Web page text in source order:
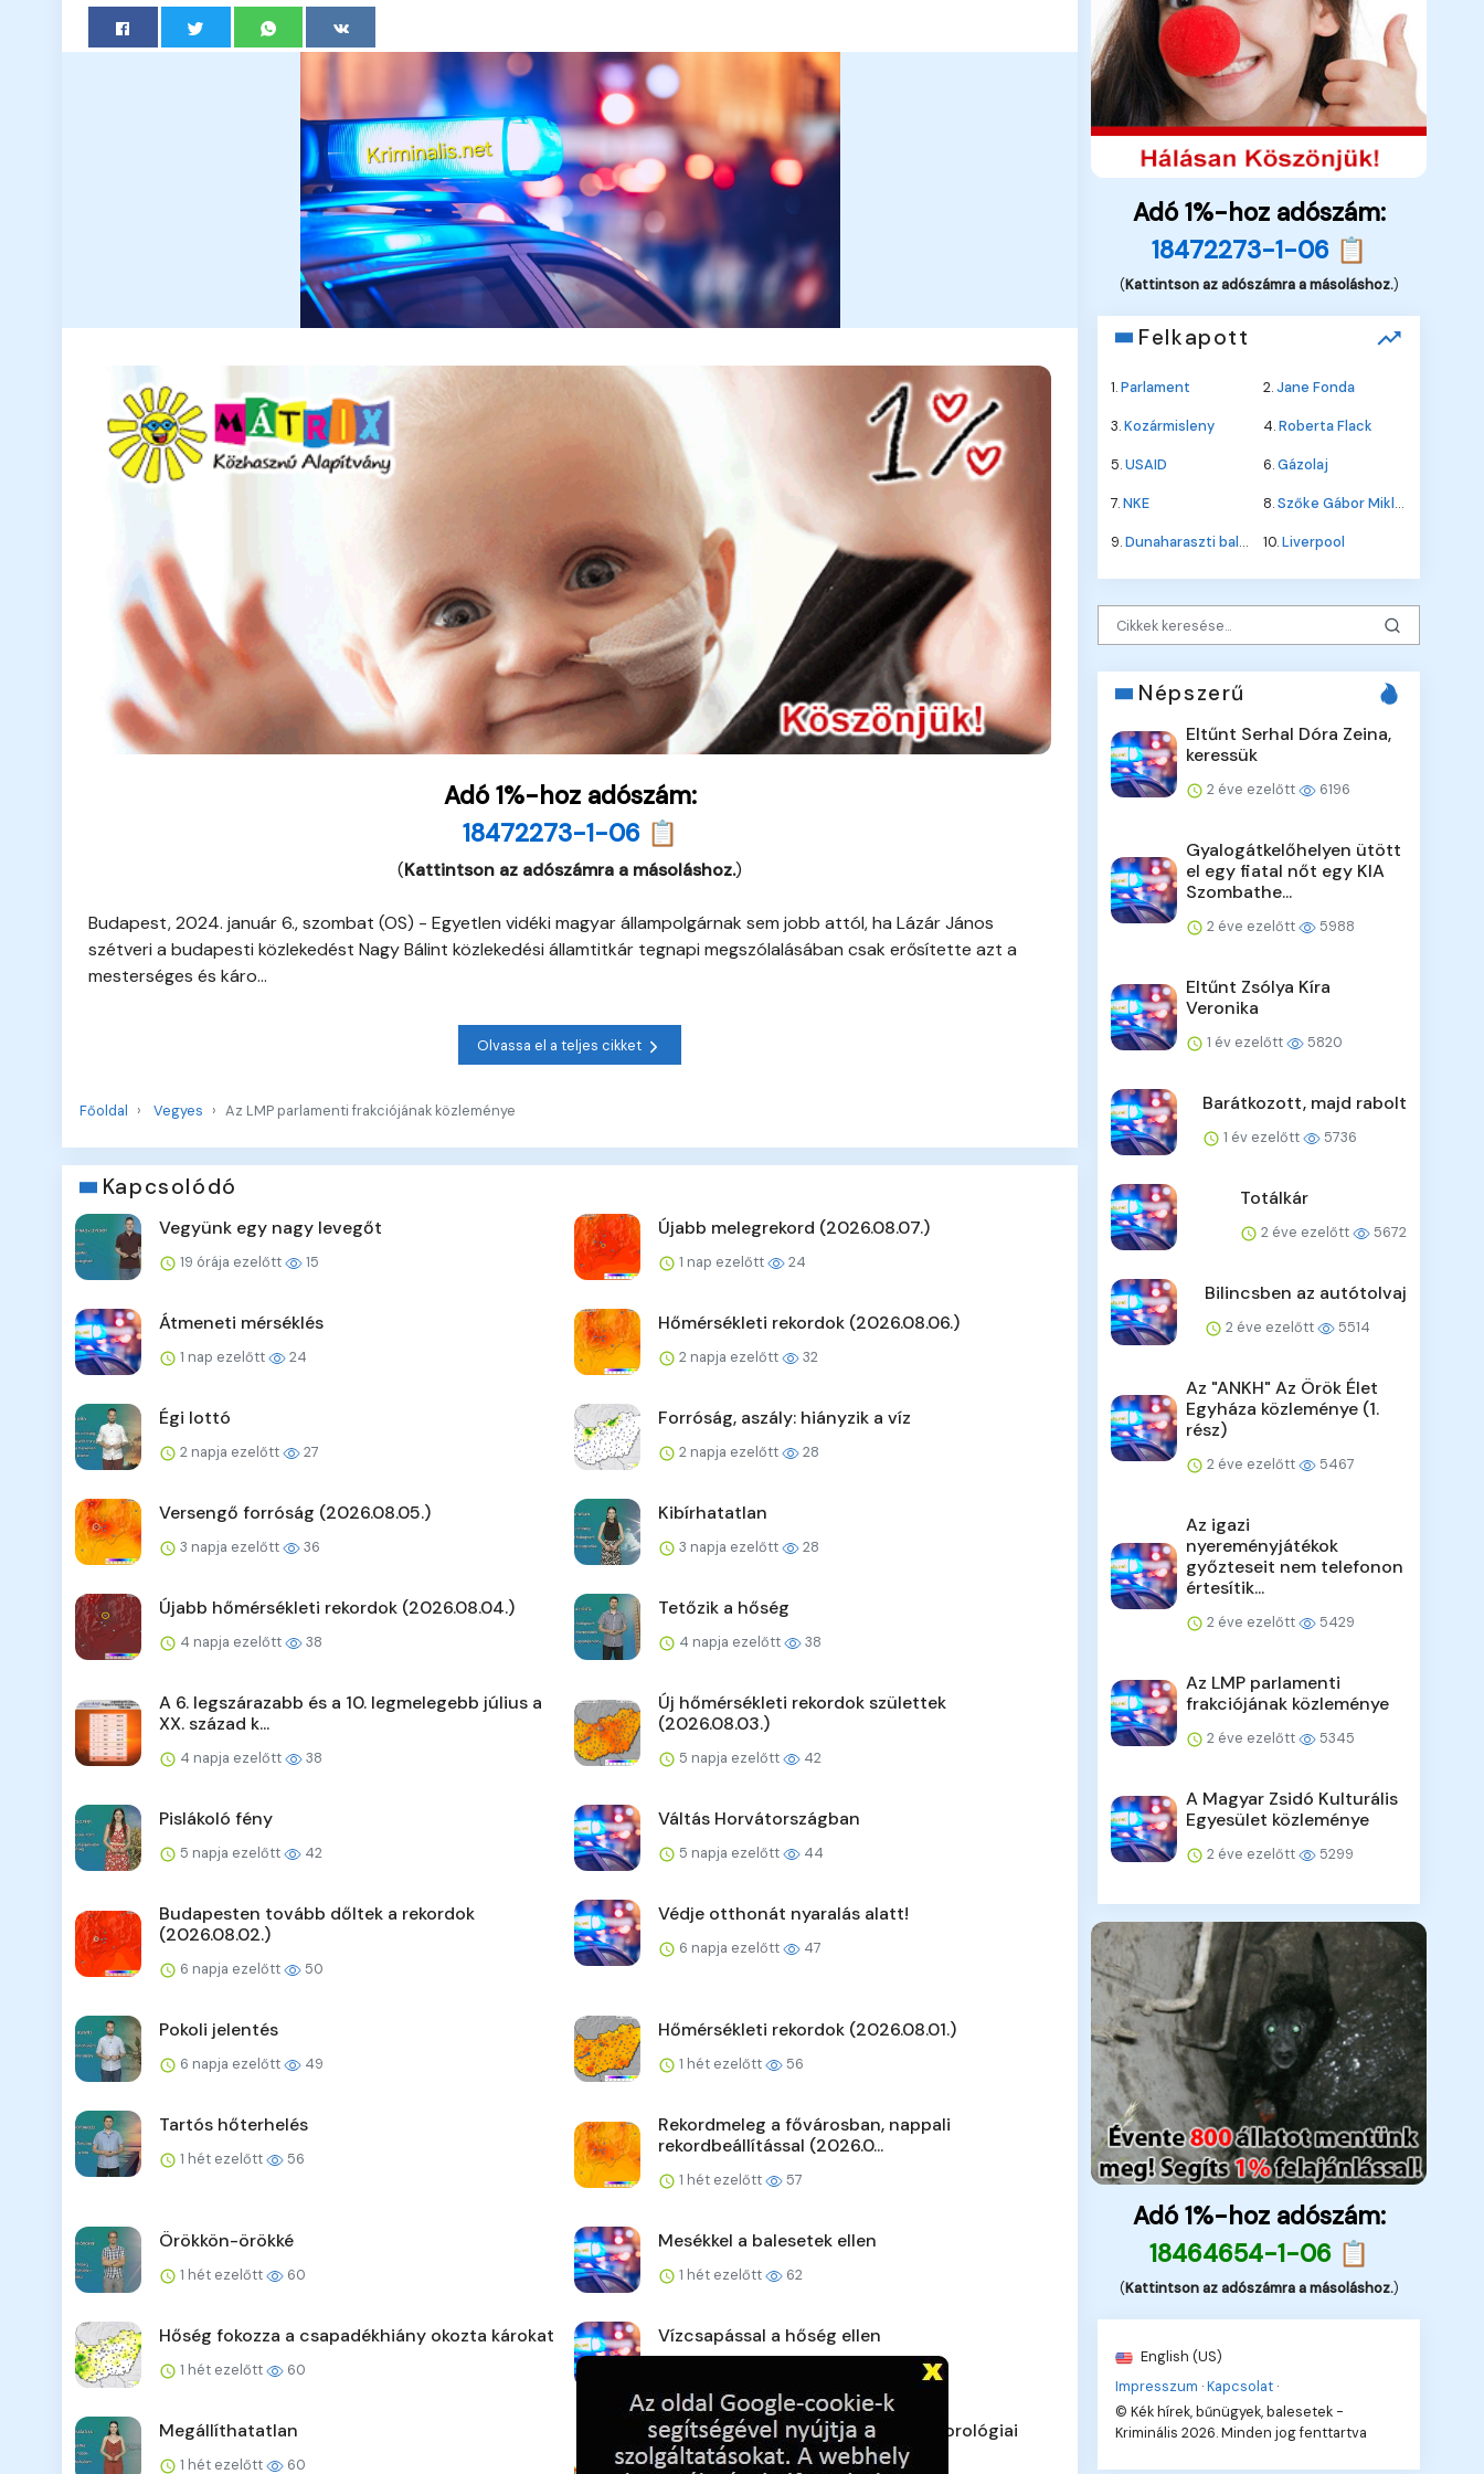
Adó 1%-hoz adószám:
18472273-1-06 📋
(Kattintson az adószámra a másoláshoz.)
Budapest, 2024. január 6., szombat (OS) - Egyetlen vidéki magyar állampolgárnak sem jobb attól, ha Lázár János
szétveri a budapesti közlekedést Nagy Bálint közlekedési államtitkár tegnapi megszólalásában csak erősítette azt a
mesterséges és káro...
Olvassa el a teljes cikket
Főoldal Vegyes Az LMP parlamenti frakciójának közleménye
Kapcsolódó
Vegyünk egy nagy levegőt
19 órája ezelőtt 15
Újabb melegrekord (2026.08.07.)
1 nap ezelőtt 24
Átmeneti mérséklés
1 nap ezelőtt 24
Hőmérsékleti rekordok (2026.08.06.)
2 napja ezelőtt 32
Égi lottó
2 napja ezelőtt 27
Forróság, aszály: hiányzik a víz
2 napja ezelőtt 28
Versengő forróság (2026.08.05.)
3 napja ezelőtt 36
Kibírhatatlan
3 napja ezelőtt 28
Újabb hőmérsékleti rekordok (2026.08.04.)
4 napja ezelőtt 38
Tetőzik a hőség
4 napja ezelőtt 38
A 6. legszárazabb és a 10. legmelegebb július a
XX. század k...
4 napja ezelőtt 38
Új hőmérsékleti rekordok születtek
(2026.08.03.)
5 napja ezelőtt 42
Pislákoló fény
5 napja ezelőtt 42
Váltás Horvátországban
5 napja ezelőtt 44
Budapesten tovább dőltek a rekordok
(2026.08.02.)
6 napja ezelőtt 50
Védje otthonát nyaralás alatt!
6 napja ezelőtt 47
Pokoli jelentés
6 napja ezelőtt 49
Hőmérsékleti rekordok (2026.08.01.)
1 hét ezelőtt 56
Tartós hőterhelés
1 hét ezelőtt 56
Rekordmeleg a fővárosban, nappali
rekordbeállítással (2026.0...
1 hét ezelőtt 57
Örökkön-örökké
1 hét ezelőtt 60
Mesékkel a balesetek ellen
1 hét ezelőtt 62
Hőség fokozza a csapadékhiány okozta károkat
1 hét ezelőtt 60
Vízcsapással a hőség ellen
Megállíthatatlan
1 hét ezelőtt 60
2026. júliusi nemzetközi agrometeorológiai
helyzetkép termés...
Adó 1%-hoz adószám:
18472273-1-06 📋
(Kattintson az adószámra a másoláshoz.)
Felkapott
1.Parlament 2.Jane Fonda
3.Kozármisleny 4.Roberta Flack
5.USAID 6.Gázolaj
7.NKE 8.Szőke Gábor Miklós
9.Dunaharaszti baleset 10.Liverpool
Népszerű
Eltűnt Serhal Dóra Zeina,
keressük
2 éve ezelőtt 6196
Gyalogátkelőhelyen ütött
el egy fiatal nőt egy KIA
Szombathe...
2 éve ezelőtt 5988
Eltűnt Zsólya Kíra
Veronika
1 év ezelőtt 5820
Barátkozott, majd rabolt
1 év ezelőtt 5736
Totálkár
2 éve ezelőtt 5672
Bilincsben az autótolvaj
2 éve ezelőtt 5514
Az "ANKH" Az Örök Élet
Egyháza közleménye (1.
rész)
2 éve ezelőtt 5467
Az igazi
nyereményjátékok
győzteseit nem telefonon
értesítik...
2 éve ezelőtt 5429
Az LMP parlamenti
frakciójának közleménye
2 éve ezelőtt 5345
A Magyar Zsidó Kulturális
Egyesület közleménye
2 éve ezelőtt 5299
Adó 1%-hoz adószám:
18464654-1-06 📋
(Kattintson az adószámra a másoláshoz.)
English (US)
Impresszum ·Kapcsolat ·
© Kék hírek, bűnügyek, balesetek -
Kriminális 2026. Minden jog fenttartva